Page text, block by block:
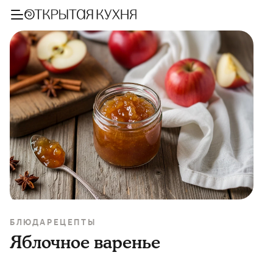
БЛЮДА РЕЦЕПТЫ
Яблочное варенье